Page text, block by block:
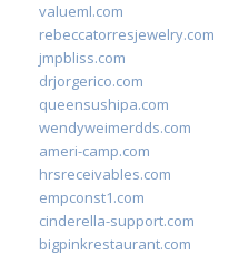
valueml.com
rebeccatorresjewelry.com
jmpbliss.com
drjorgerico.com
queensushipa.com
wendyweimerdds.com
ameri-camp.com
hrsreceivables.com
empconst1.com
cinderella-support.com
bigpinkrestaurant.com